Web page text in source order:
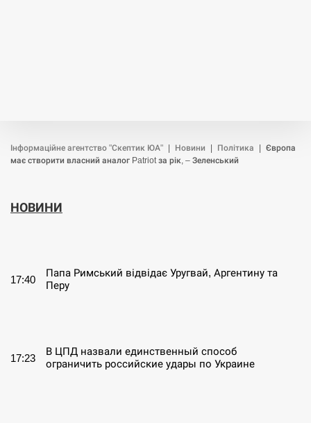
Інформаційне агентство "Скептик ЮА" Новини Політика
Європа
має створити власний аналог Patriot за рік, – Зеленський
НОВИНИ
17:40
Папа Римський відвідає Уругвай, Аргентину та
Перу
17:23
В ЦПД назвали единственный способ
ограничить российские удары по Украине